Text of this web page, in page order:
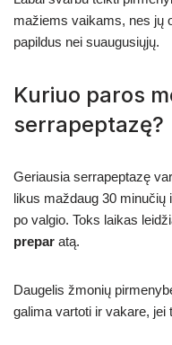
mažiems vaikams, nes jų
papildus nei suaugusiųjų.
Kuriuo paros
serrapeptazę?
Geriausia serrapeptazę
likus maždaug 30 minučių
po valgio. Toks laikas
prepar atą.
Daugelis žmonių
galima vartoti ir vakare, jei